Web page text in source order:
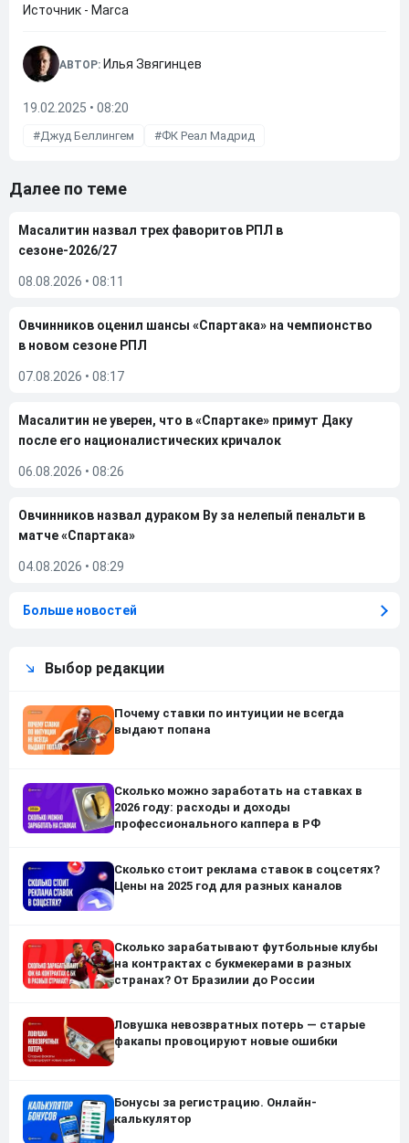
Источник - Marca
АВТОР: Илья Звягинцев
19.02.2025 • 08:20
Джуд Беллингем ФК Реал Мадрид
Далее по теме
Масалитин назвал трех фаворитов РПЛ в
сезоне-2026/27
08.08.2026 • 08:11
Овчинников оценил шансы «Спартака» на чемпионство
в новом сезоне РПЛ
07.08.2026 • 08:17
Масалитин не уверен, что в «Спартаке» примут Даку
после его националистических кричалок
06.08.2026 • 08:26
Овчинников назвал дураком Ву за нелепый пенальти в
матче «Спартака»
04.08.2026 • 08:29
Больше новостей
Выбор редакции
Почему ставки по интуиции не всегда
выдают попана
Сколько можно заработать на ставках в
2026 году: расходы и доходы
профессионального каппера в РФ
Сколько стоит реклама ставок в соцсетях?
Цены на 2025 год для разных каналов
Сколько зарабатывают футбольные клубы
на контрактах с букмекерами в разных
странах? От Бразилии до России
Ловушка невозвратных потерь — старые
факапы провоцируют новые ошибки
Бонусы за регистрацию. Онлайн-
калькулятор